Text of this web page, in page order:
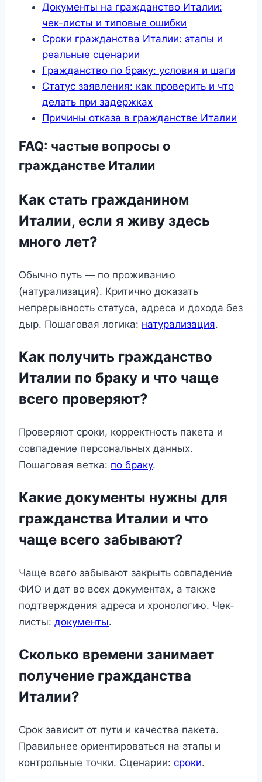
Документы на гражданство Италии:
чек-листы и типовые ошибки
Сроки гражданства Италии: этапы и
реальные сценарии
Гражданство по браку: условия и шаги
Статус заявления: как проверить и что
делать при задержках
Причины отказа в гражданстве Италии
FAQ: частые вопросы о
гражданстве Италии
Как стать гражданином
Италии, если я живу здесь
много лет?
Обычно путь — по проживанию
(натурализация). Критично доказать
непрерывность статуса, адреса и дохода без
дыр. Пошаговая логика: натурализация.
Как получить гражданство
Италии по браку и что чаще
всего проверяют?
Проверяют сроки, корректность пакета и
совпадение персональных данных.
Пошаговая ветка: по браку.
Какие документы нужны для
гражданства Италии и что
чаще всего забывают?
Чаще всего забывают закрыть совпадение
ФИО и дат во всех документах, а также
подтверждения адреса и хронологию. Чек-
листы: документы.
Сколько времени занимает
получение гражданства
Италии?
Срок зависит от пути и качества пакета.
Правильнее ориентироваться на этапы и
контрольные точки. Сценарии: сроки.